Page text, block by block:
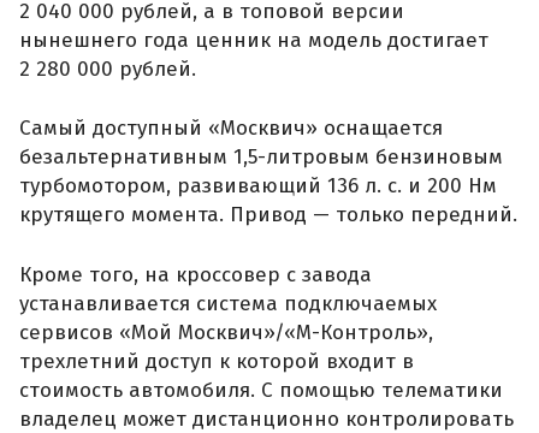
2 040 000 рублей, а в топовой версии
нынешнего года ценник на модель достигает
2 280 000 рублей.
Самый доступный «Москвич» оснащается
безальтернативным 1,5-литровым бензиновым
турбомотором, развивающий 136 л. с. и 200 Нм
крутящего момента. Привод — только передний.
Кроме того, на кроссовер с завода
устанавливается система подключаемых
сервисов «Мой Москвич»/«М-Контроль»,
трехлетний доступ к которой входит в
стоимость автомобиля. С помощью телематики
владелец может дистанционно контролировать